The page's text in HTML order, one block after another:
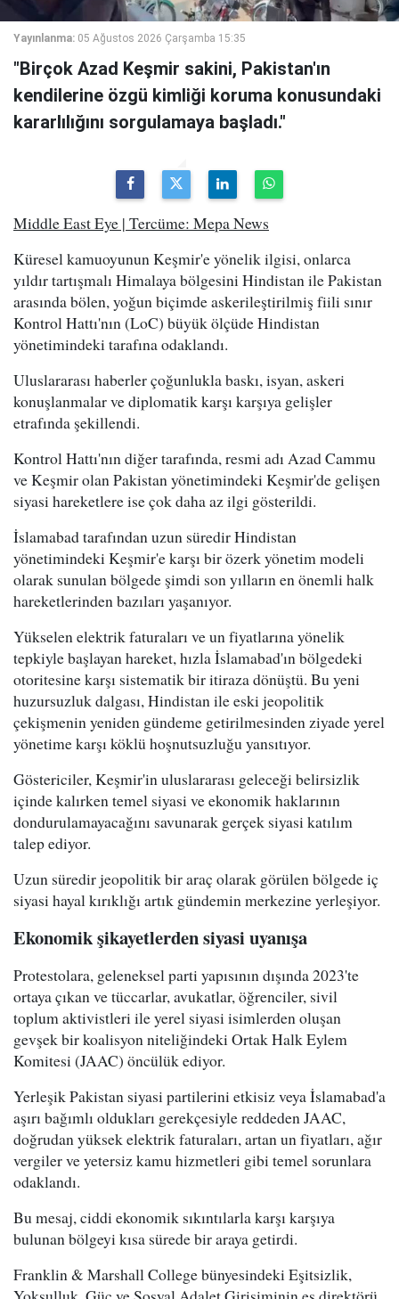
Yayınlanma: 05 Ağustos 2026 Çarşamba 15:35
"Birçok Azad Keşmir sakini, Pakistan'ın
kendilerine özgü kimliği koruma konusundaki
kararlılığını sorgulamaya başladı."
Middle East Eye | Tercüme: Mepa News
Küresel kamuoyunun Keşmir'e yönelik ilgisi, onlarca
yıldır tartışmalı Himalaya bölgesini Hindistan ile Pakistan
arasında bölen, yoğun biçimde askerileştirilmiş fiili sınır
Kontrol Hattı'nın (LoC) büyük ölçüde Hindistan
yönetimindeki tarafına odaklandı.
Uluslararası haberler çoğunlukla baskı, isyan, askeri
konuşlanmalar ve diplomatik karşı karşıya gelişler
etrafında şekillendi.
Kontrol Hattı'nın diğer tarafında, resmi adı Azad Cammu
ve Keşmir olan Pakistan yönetimindeki Keşmir'de gelişen
siyasi hareketlere ise çok daha az ilgi gösterildi.
İslamabad tarafından uzun süredir Hindistan
yönetimindeki Keşmir'e karşı bir özerk yönetim modeli
olarak sunulan bölgede şimdi son yılların en önemli halk
hareketlerinden bazıları yaşanıyor.
Yükselen elektrik faturaları ve un fiyatlarına yönelik
tepkiyle başlayan hareket, hızla İslamabad'ın bölgedeki
otoritesine karşı sistematik bir itiraza dönüştü. Bu yeni
huzursuzluk dalgası, Hindistan ile eski jeopolitik
çekişmenin yeniden gündeme getirilmesinden ziyade yerel
yönetime karşı köklü hoşnutsuzluğu yansıtıyor.
Göstericiler, Keşmir'in uluslararası geleceği belirsizlik
içinde kalırken temel siyasi ve ekonomik haklarının
dondurulamayacağını savunarak gerçek siyasi katılım
talep ediyor.
Uzun süredir jeopolitik bir araç olarak görülen bölgede iç
siyasi hayal kırıklığı artık gündemin merkezine yerleşiyor.
Ekonomik şikayetlerden siyasi uyanışa
Protestolara, geleneksel parti yapısının dışında 2023'te
ortaya çıkan ve tüccarlar, avukatlar, öğrenciler, sivil
toplum aktivistleri ile yerel siyasi isimlerden oluşan
gevşek bir koalisyon niteliğindeki Ortak Halk Eylem
Komitesi (JAAC) öncülük ediyor.
Yerleşik Pakistan siyasi partilerini etkisiz veya İslamabad'a
aşırı bağımlı oldukları gerekçesiyle reddeden JAAC,
doğrudan yüksek elektrik faturaları, artan un fiyatları, ağır
vergiler ve yetersiz kamu hizmetleri gibi temel sorunlara
odaklandı.
Bu mesaj, ciddi ekonomik sıkıntılarla karşı karşıya
bulunan bölgeyi kısa sürede bir araya getirdi.
Franklin & Marshall College bünyesindeki Eşitsizlik,